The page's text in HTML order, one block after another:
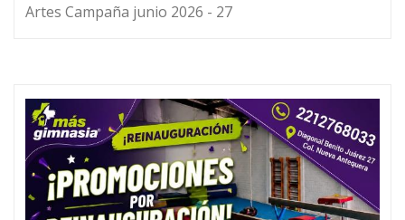
Artes Campaña junio 2026 - 27